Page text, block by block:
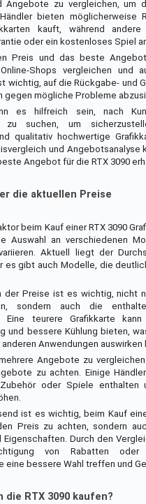
Angebote zu vergleichen, um
bieten möglicherweise
kauft, während
oder ein kostenloses Spiel
Preis und das beste
Shops vergleichen und
wichtig, auf die Rückgabe- und
gegen mögliche Probleme
es hilfreich sein, nach
zu suchen, um
qualitativ hochwertige
und Angebotsanalyse
Angebot für die RTX 3090
die aktuellen Preise
beim Kauf einer RTX 3090
Auswahl an verschiedenen
Aktuell liegt der
es gibt auch Modelle, die
der Preise ist es wichtig, nicht
sondern auch die
Eine teurere Grafikkarte
und bessere Kühlung bieten,
Anwendungen auswirken
Angebote zu
zu achten. Einige
oder Spiele
ist es wichtig, beim Kauf
Preis zu achten, sondern
Eigenschaften. Durch den
von Rabatten oder
eine bessere Wahl treffen und
die RTX 3090 kaufen?